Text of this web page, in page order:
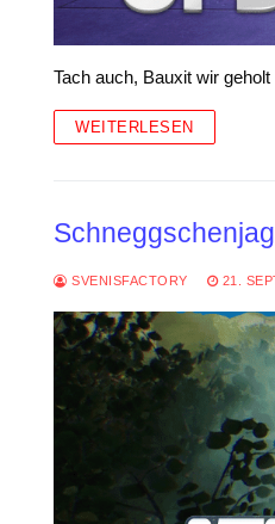
Tach auch, Bauxit wir
WEITERLESEN
SVENISFACTORY 21.